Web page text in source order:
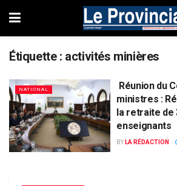
Étiquette : activités minières
NATIONAL
Réunion du
ministres :
la retraite de
enseignants
BY LA RÉDACTION